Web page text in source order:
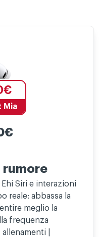
Mia
rumore
Siri e interazioni
reale: abbassa la
meglio la
frequenza
|